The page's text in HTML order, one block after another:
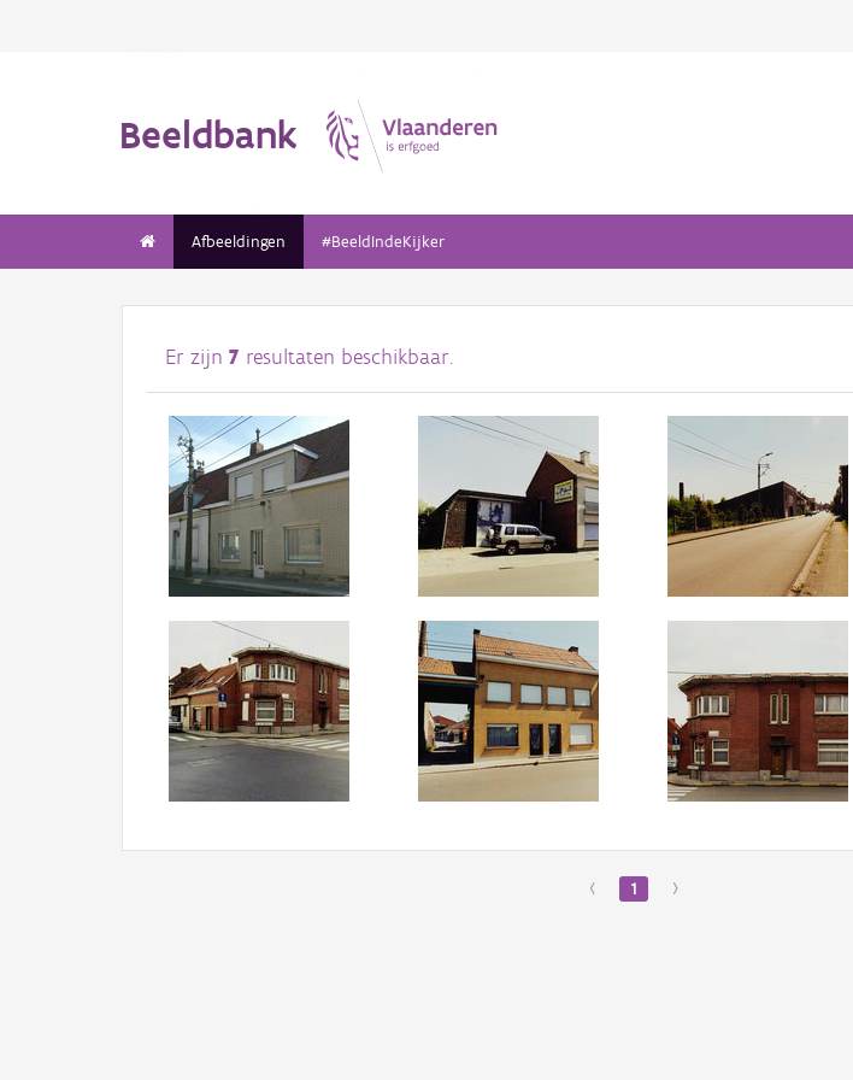
Beeldbank
Afbeeldingen #BeeldIndeKijker
Er zijn 7 resultaten beschikbaar.
‹ 1 ›